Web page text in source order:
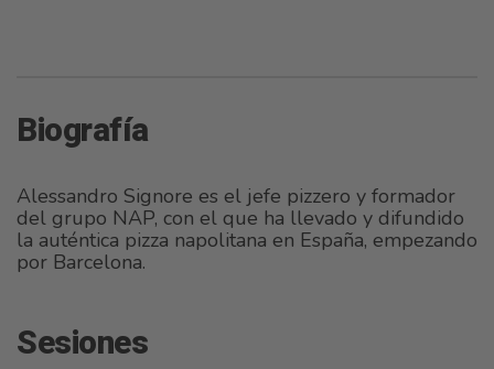
Biografía
Alessandro Signore es el jefe pizzero y formador
del grupo NAP, con el que ha llevado y difundido
la auténtica pizza napolitana en España, empezando
por Barcelona.
Sesiones